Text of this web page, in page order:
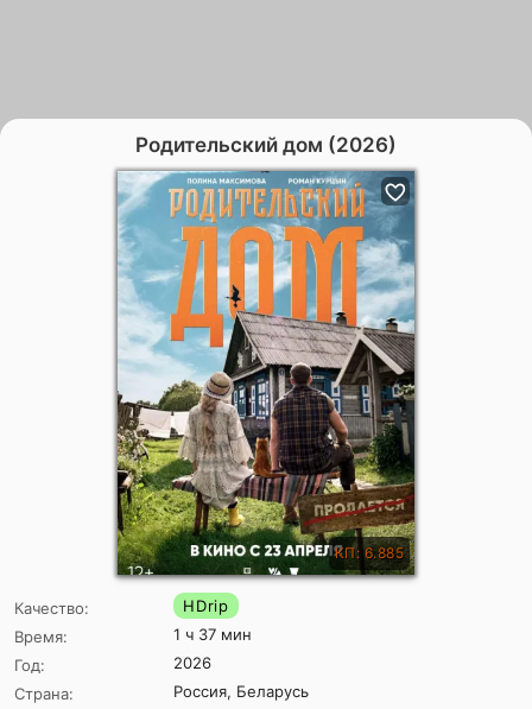
Родительский дом (2026)
КП: 6.885
Качество:
HDrip
Время:
1 ч 37 мин
Год:
2026
Страна:
Россия, Беларусь